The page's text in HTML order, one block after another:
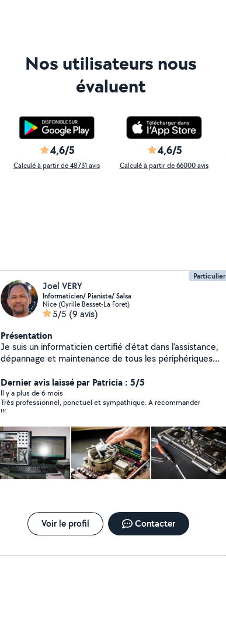
Nos utilisateurs nous
évaluent
4,6/5
Calculé à partir de 48731 avis
4,6/5
Calculé à partir de 66000 avis
Particulier
Joel VERY
Informaticien/ Pianiste/ Salsa
Nice (Cyrille Besset-La Foret)
5/5 (9 avis)
Présentation
Je suis un informaticien certifié d'état dans l'assistance,
dépannage et maintenance de tous les périphériques
**************************************************************
************************************** Dépannage /
Assistance / Cours /Hardware / Software / Formatage /
Installation / Nettoyage / Récupération de données /
Montage PC / Conseils /
**************************************************************
************************************** En tant qu'auteur -
compositeur et arrangeur (membre de la SACEM), je
dispense également des cours de piano et de danses
Dernier avis laissé par Patricia : 5/5
Il y a plus de 6 mois
Très professionnel, ponctuel et sympathique. A recommander
!!!
Voir le profil Contacter